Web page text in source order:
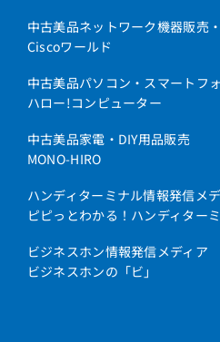
中古美品ネットワーク機器販売
Ciscoワールド
中古美品パソコン・スマートフ
ハロー!コンピューター
中古美品家電・DIY用品販売
MONO-HIRO
ハンディターミナル情報発信メ
ピピっとわかる！ハンディター
ビジネスホン情報発信メディア
ビジネスホンの「ビ」